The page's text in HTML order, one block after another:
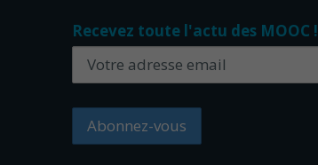
Recevez toute l'actu des MOOC !